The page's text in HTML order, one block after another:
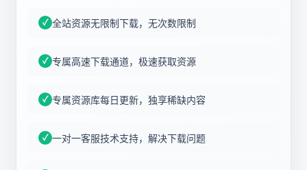
全站资源无限制下载，无次数限制
专属高速下载通道，极速获取资源
专属资源库每日更新，独享稀缺内容
一对一客服技术支持，解决下载问题